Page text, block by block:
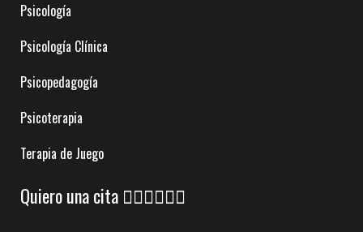
Psicología
Psicología Clínica
Psicopedagogía
Psicoterapia
Terapia de Juego
Quiero una cita 👇🏼👇🏼👇🏼